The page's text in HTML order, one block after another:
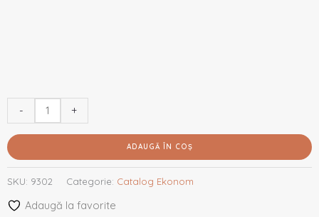
- +
ADAUGĂ ÎN COȘ
SKU: 9302 Categorie: Catalog Ekonom
Adaugă la favorite